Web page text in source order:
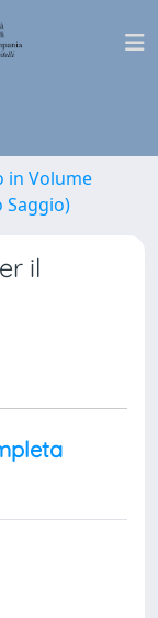
in Volume
Saggio)
il